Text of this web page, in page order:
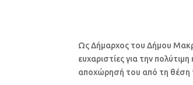
Ως Δήμαρχος του Δήμου
ευχαριστίες για την
αποχώρησή του από τη θέση